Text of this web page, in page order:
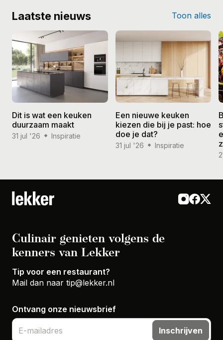
Laatste nieuws Toon alles
Dit is wat een keuken
duurzaam maakt
31 jul '26 Inspiratie
Een nieuwe keuken
kiezen die bij je past: hoe
doe je dat?
31 jul '26 Inspiratie
Culinair genieten volgens de
kenners van Lekker
Tip voor een restaurant?
Mail dan naar tip@lekker.nl
Ontvang onze nieuwsbrief
Inschrijven